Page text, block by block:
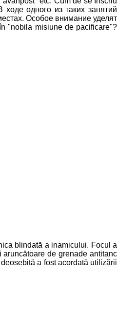
одного из таких занятий
Особое внимание уделят
"nobila misiune de pacificare"?
blindată a inamicului. Focul a
de grenade antitanc
a fost acordată utilizării